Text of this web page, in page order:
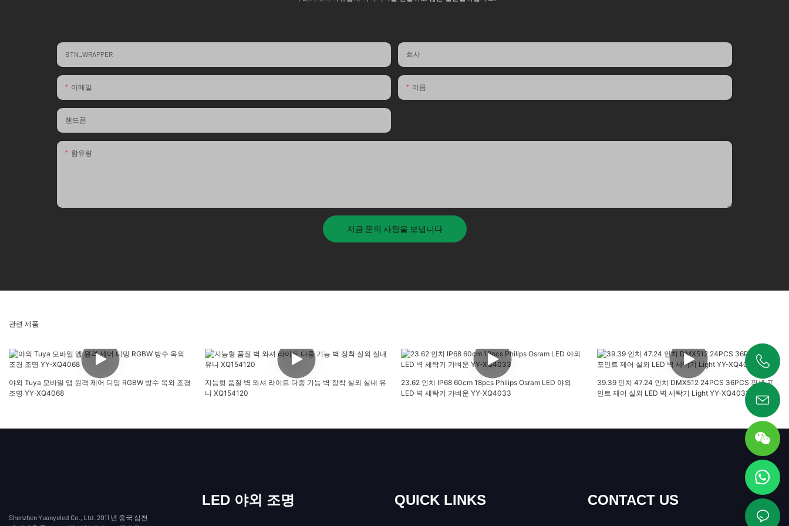
BTN_WRAPPER 회사
이메일 이름
핸드폰
함유량
지금 문의 사항을 보냅니다
관련 제품
야외 Tuya 모바일 앱 원격 제어 디밍 RGBW 방수 옥외 조경
조명 YY-XQ4068
지능형 품질 벽 와셔 라이트 다중 기능 벽 장착 실외 실내 유
니 XQ154120
23.62 인치 IP68 60cm 18pcs Philips Osram LED 야외
LED 벽 세탁기 가벼운 YY-XQ4033
39.39 인치 47.24 인치 DMX512 24PCS 36PCS 픽셀 포
인트 제어 실외 LED 벽 세탁기 Light YY-XQ4033
Shenzhen Yuanyeled Co., Ltd. 2011 년 중국 심천
LED 야외 조명 QUICK LINKS CONTACT US